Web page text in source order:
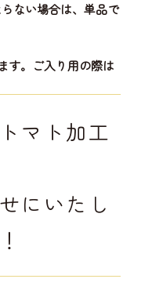
ない場合は、単品で
す。ご入り用の際は
マト加工
にいたし